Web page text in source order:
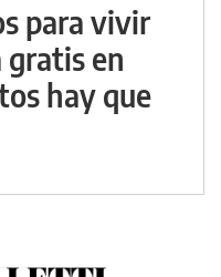
para vivir
gratis en
hay que